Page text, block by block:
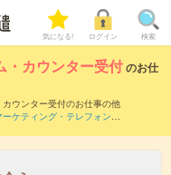
気になる! ログイン 検索
・カウンター受付のお仕
ウンター受付のお仕事の他
ーケティング・テレフォンオ
ター受付のお仕事とは？と